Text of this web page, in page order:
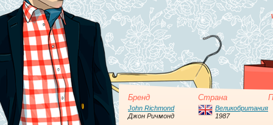
Бренд Страна
John Richmond
Джон Ричмонд
Великобритания
1987